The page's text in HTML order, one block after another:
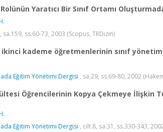
Yaratıcı Bir Sınıf Ortamı
, sa.159, ss.60-73, 2003 (Scopus, TRDizin)
kademe öğretmenlerinin sınıf
Eğitim Yönetimi Dergisi , sa.29, ss.69-80, 2002
Öğrencilerinin Kopya Çekmeye İlişkin
Eğitim Yönetimi Dergisi , cilt.8, sa.31, ss.330-343,